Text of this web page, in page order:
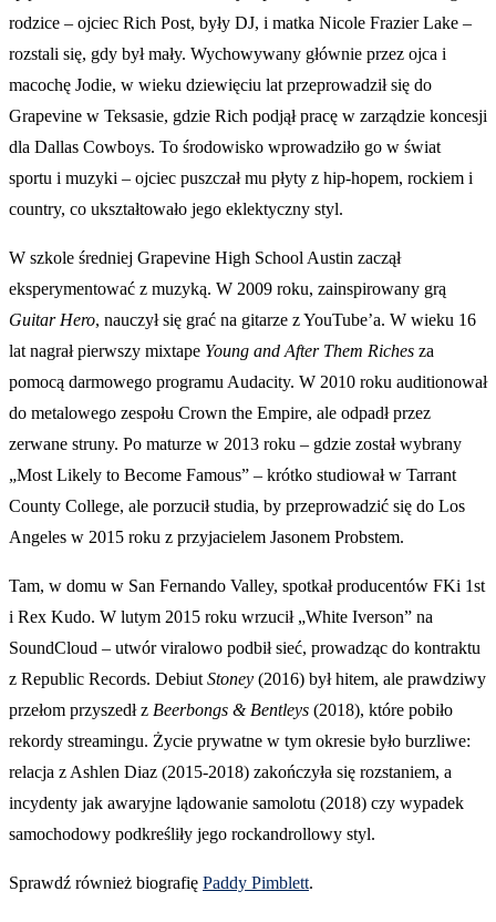
rodzice – ojciec Rich Post, były DJ, i matka Nicole Frazier Lake –
rozstali się, gdy był mały. Wychowywany głównie przez ojca i
macochę Jodie, w wieku dziewięciu lat przeprowadził się do
Grapevine w Teksasie, gdzie Rich podjął pracę w zarządzie koncesji
dla Dallas Cowboys. To środowisko wprowadziło go w świat
sportu i muzyki – ojciec puszczał mu płyty z hip-hopem, rockiem i
country, co ukształtowało jego eklektyczny styl.
W szkole średniej Grapevine High School Austin zaczął
eksperymentować z muzyką. W 2009 roku, zainspirowany grą
Guitar Hero, nauczył się grać na gitarze z YouTube’a. W wieku 16
lat nagrał pierwszy mixtape Young and After Them Riches za
pomocą darmowego programu Audacity. W 2010 roku auditionował
do metalowego zespołu Crown the Empire, ale odpadł przez
zerwane struny. Po maturze w 2013 roku – gdzie został wybrany
„Most Likely to Become Famous” – krótko studiował w Tarrant
County College, ale porzucił studia, by przeprowadzić się do Los
Angeles w 2015 roku z przyjacielem Jasonem Probstem.
Tam, w domu w San Fernando Valley, spotkał producentów FKi 1st
i Rex Kudo. W lutym 2015 roku wrzucił „White Iverson” na
SoundCloud – utwór viralowo podbił sieć, prowadząc do kontraktu
z Republic Records. Debiut Stoney (2016) był hitem, ale prawdziwy
przełom przyszedł z Beerbongs & Bentleys (2018), które pobiło
rekordy streamingu. Życie prywatne w tym okresie było burzliwe:
relacja z Ashlen Diaz (2015-2018) zakończyła się rozstaniem, a
incydenty jak awaryjne lądowanie samolotu (2018) czy wypadek
samochodowy podkreśliły jego rockandrollowy styl.
Sprawdź również biografię Paddy Pimblett.